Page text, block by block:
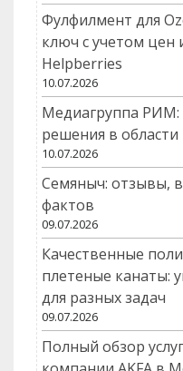
Фулфилмент для
ключ с учетом цен
Helpberries
10.07.2026
Медиагруппа
решения в
10.07.2026
Семяныч: отзывы,
фактов
09.07.2026
Качественные
плетеные канаты:
для разных задач
09.07.2026
Полный обзор